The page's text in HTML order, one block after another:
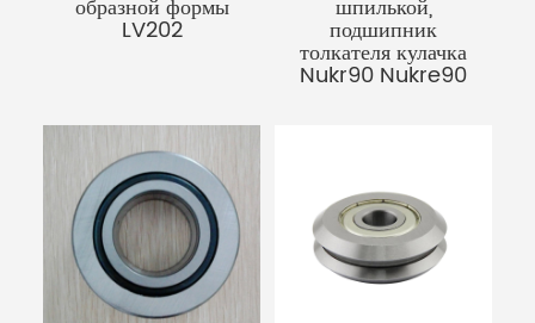
образной формы
LV202
шпилькой,
подшипник
толкателя кулачка
Nukr90 Nukre90